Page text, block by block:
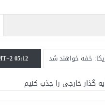
خفه خواهند شد
حکومت ایران است
است+فیلم: تحلیل
05:12
گذار خارجی را جذب کنیم